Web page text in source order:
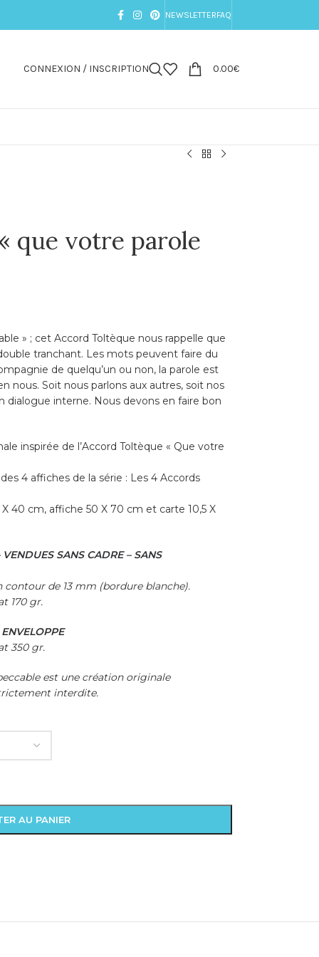
NEWSLETTERFAQ
CONNEXION / INSCRIPTION 0.00€
que votre parole
» ; cet Accord Toltèque nous rappelle que
tranchant. Les mots peuvent faire du
de quelqu’un ou non, la parole est
nous. Soit nous parlons aux autres, soit nos
dialogue interne. Nous devons en faire bon
inspirée de l’Accord Toltèque « Que votre
4 affiches de la série : Les 4 Accords
40 cm, affiche 50 X 70 cm et carte 10,5 X
SANS CADRE – SANS
de 13 mm (bordure blanche).
170 gr.
350 gr.
est une création originale
interdite.
AU PANIER